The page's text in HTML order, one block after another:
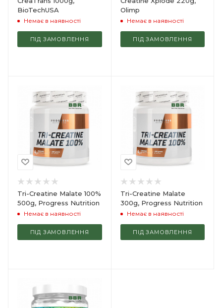
BioTechUSA
Немає в наявності
ПІД ЗАМОВЛЕННЯ
Olimp
Немає в наявності
ПІД ЗАМОВЛЕННЯ
Tri-Creatine Malate 100%
500g, Progress Nutrition
Немає в наявності
ПІД ЗАМОВЛЕННЯ
Tri-Creatine Malate
300g, Progress Nutrition
Немає в наявності
ПІД ЗАМОВЛЕННЯ